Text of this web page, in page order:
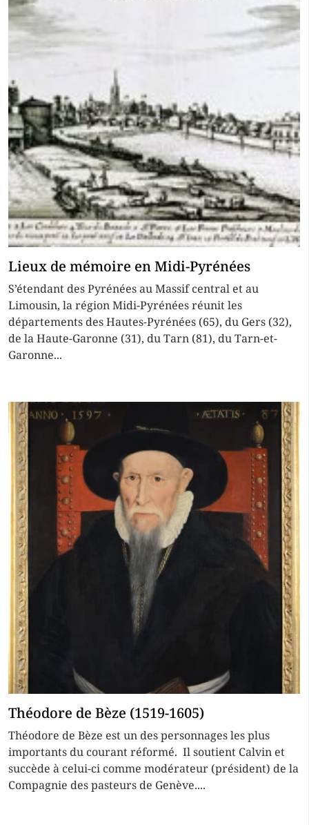
Lieux de mémoire en Midi-Pyrénées
S’étendant des Pyrénées au Massif central et au
Limousin, la région Midi-Pyrénées réunit les
départements des Hautes-Pyrénées (65), du Gers (32),
de la Haute-Garonne (31), du Tarn (81), du Tarn-et-
Garonne...
Théodore de Bèze (1519-1605)
Théodore de Bèze est un des personnages les plus
importants du courant réformé. Il soutient Calvin et
succède à celui-ci comme modérateur (président) de la
Compagnie des pasteurs de Genève....